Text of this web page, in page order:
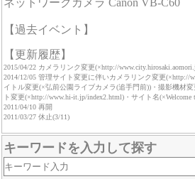
ネットワークカメラ Canon VB-C60
【過去イベント】
【更新履歴】
2015/04/22 カメラリンク変更(×http://
2014/12/05 管理サイト変更に伴いカメラリンク変更(×http://
イトル変更(×弘前公園ライブカメラ(追手門前))・撮影機材
ト変更(×http://www.hi-it.jp/index2.html)・サイト名(×Welcome
2011/04/10 再開
2011/03/27 休止(3/11)
キーワードを入力して探す